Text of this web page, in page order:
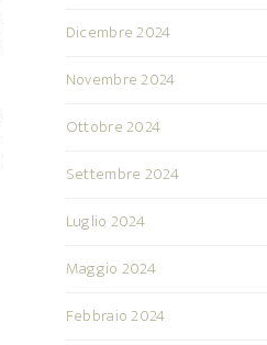
Dicembre 2024
Novembre 2024
Ottobre 2024
Settembre 2024
Luglio 2024
Maggio 2024
Febbraio 2024